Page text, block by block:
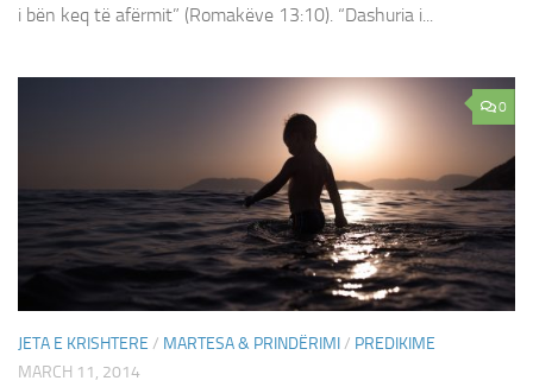
i bën keq të afërmit” (Romakëve 13:10). “Dashuria i...
0
JETA E KRISHTERE / MARTESA & PRINDËRIMI/ PREDIKIME
MARCH 11, 2014